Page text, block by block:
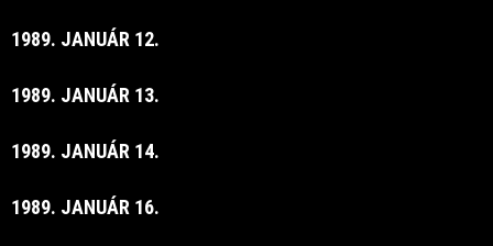
1989. JANUÁR 12.
1989. JANUÁR 13.
1989. JANUÁR 14.
1989. JANUÁR 16.